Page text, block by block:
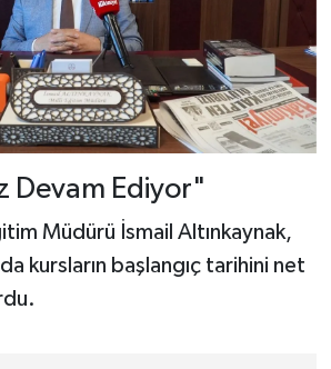
Devam Ediyor"
Müdürü İsmail Altınkaynak,
kursların başlangıç tarihini net